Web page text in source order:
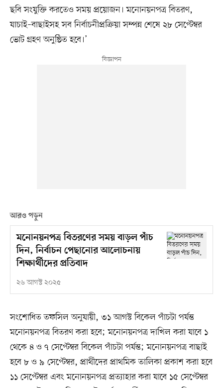
ছবি সংযুক্তি করতেও সময় প্রয়োজন। মনোনয়নপত্র বিতরণ,
যাচাই–বাছাইসহ সব নির্বাচনীপ্রক্রিয়া সম্পন্ন শেষে ২৮ সেপ্টেম্বর
ভোট গ্রহণ অনুষ্ঠিত হবে।’
আরও পড়ুন
মনোনয়নপত্র বিতরণের সময় বাড়ল পাঁচ
দিন, নির্বাচন পেছানোর আলোচনায়
শিক্ষার্থীদের প্রতিবাদ
২৬ আগস্ট ২০২৫
সংশোধিত তফসিল অনুযায়ী, ৩১ আগস্ট বিকেল পাঁচটা পর্যন্ত
মনোনয়নপত্র বিতরণ করা হবে; মনোনয়নপত্র দাখিল করা যাবে ১
থেকে ৪ ও ৭ সেপ্টেম্বর বিকেল পাঁচটা পর্যন্ত; মনোনয়নপত্র বাছাই
হবে ৮ ও ৯ সেপ্টেম্বর, প্রার্থীদের প্রাথমিক তালিকা প্রকাশ করা হবে
১১ সেপ্টেম্বর এবং মনোনয়নপত্র প্রত্যাহার করা যাবে ১৫ সেপ্টেম্বর